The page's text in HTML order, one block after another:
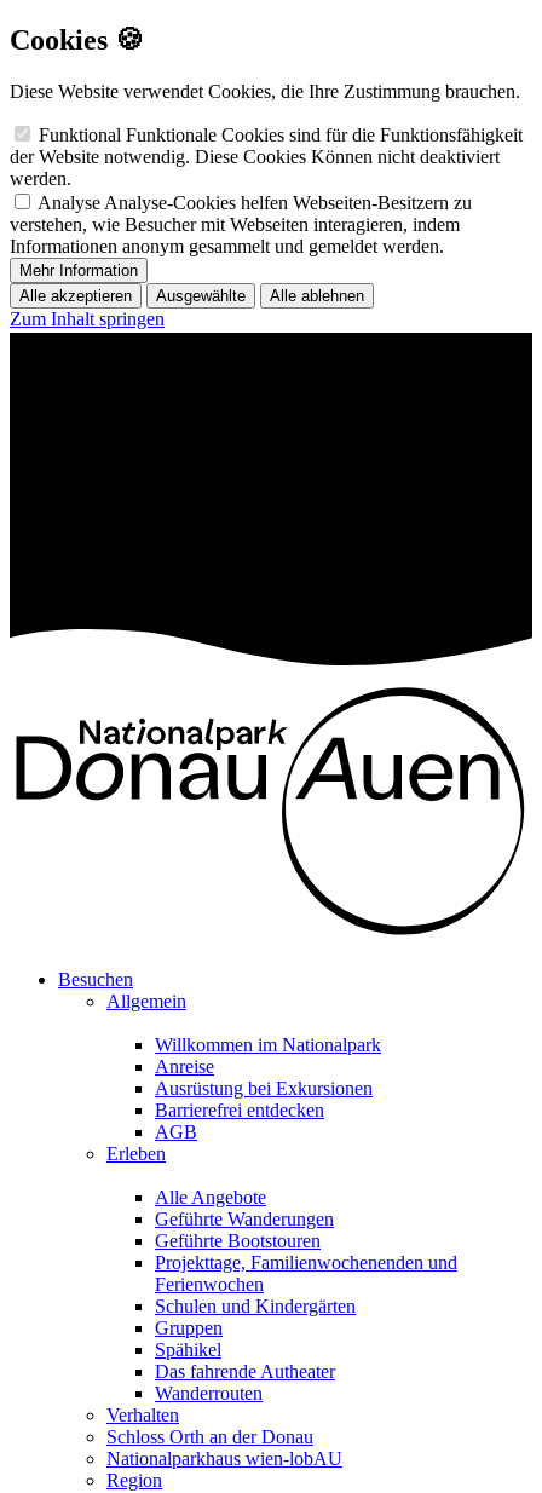
Cookies 🍪
Diese Website verwendet Cookies, die Ihre Zustimmung brauchen.
Funktional Funktionale Cookies sind für die Funktionsfähigkeit
der Website notwendig. Diese Cookies Können nicht deaktiviert
werden.
Analyse Analyse-Cookies helfen Webseiten-Besitzern zu
verstehen, wie Besucher mit Webseiten interagieren, indem
Informationen anonym gesammelt und gemeldet werden.
Mehr Information
Alle akzeptieren
Ausgewählte Alle ablehnen
Zum Inhalt springen
Besuchen
Allgemein
Willkommen im Nationalpark
Anreise
Ausrüstung bei Exkursionen
Barrierefrei entdecken
AGB
Erleben
Alle Angebote
Geführte Wanderungen
Geführte Bootstouren
Projekttage, Familienwochenenden und
Ferienwochen
Schulen und Kindergärten
Gruppen
Spähikel
Das fahrende Autheater
Wanderrouten
Verhalten
Schloss Orth an der Donau
Nationalparkhaus wien-lobAU
Region